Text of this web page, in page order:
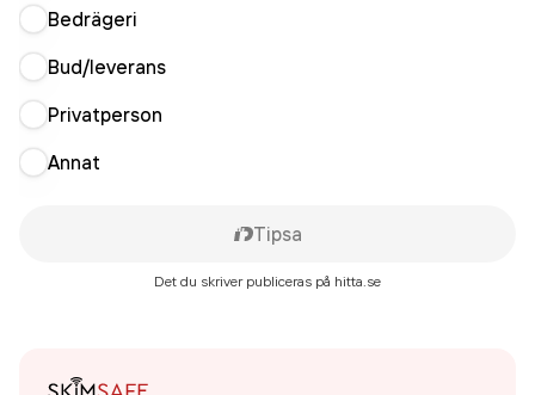
Bedrägeri
Bud/leverans
Privatperson
Annat
Tipsa
Det du skriver publiceras på hitta.se